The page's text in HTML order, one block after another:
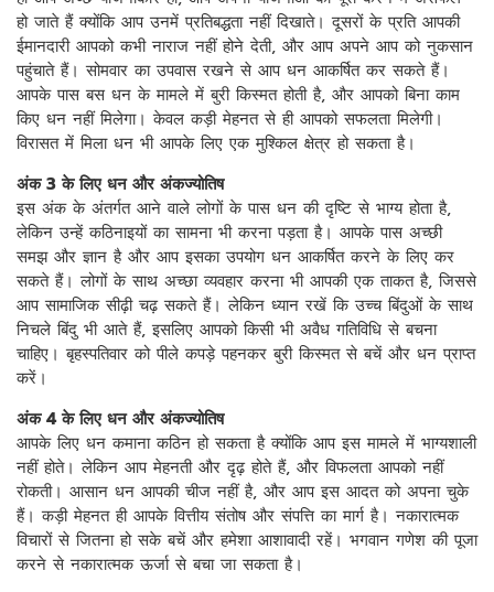
हो जाते हैं क्योंकि आप उनमें प्रतिबद्धता नहीं दिखाते। दूसरों के प्रति आपकी
ईमानदारी आपको कभी नाराज नहीं होने देती, और आप अपने आप को नुकसान
पहुंचाते हैं। सोमवार का उपवास रखने से आप धन आकर्षित कर सकते हैं।
आपके पास बस धन के मामले में बुरी किस्मत होती है, और आपको बिना काम
किए धन नहीं मिलेगा। केवल कड़ी मेहनत से ही आपको सफलता मिलेगी।
विरासत में मिला धन भी आपके लिए एक मुश्किल क्षेत्र हो सकता है।
अंक 3 के लिए धन और अंकज्योतिष
इस अंक के अंतर्गत आने वाले लोगों के पास धन की दृष्टि से भाग्य होता है,
लेकिन उन्हें कठिनाइयों का सामना भी करना पड़ता है। आपके पास अच्छी
समझ और ज्ञान है और आप इसका उपयोग धन आकर्षित करने के लिए कर
सकते हैं। लोगों के साथ अच्छा व्यवहार करना भी आपकी एक ताकत है, जिससे
आप सामाजिक सीढ़ी चढ़ सकते हैं। लेकिन ध्यान रखें कि उच्च बिंदुओं के साथ
निचले बिंदु भी आते हैं, इसलिए आपको किसी भी अवैध गतिविधि से बचना
चाहिए। बृहस्पतिवार को पीले कपड़े पहनकर बुरी किस्मत से बचें और धन प्राप्त
करें।
अंक 4 के लिए धन और अंकज्योतिष
आपके लिए धन कमाना कठिन हो सकता है क्योंकि आप इस मामले में भाग्यशाली
नहीं होते। लेकिन आप मेहनती और दृढ़ होते हैं, और विफलता आपको नहीं
रोकती। आसान धन आपकी चीज नहीं है, और आप इस आदत को अपना चुके
हैं। कड़ी मेहनत ही आपके वित्तीय संतोष और संपत्ति का मार्ग है। नकारात्मक
विचारों से जितना हो सके बचें और हमेशा आशावादी रहें। भगवान गणेश की पूजा
करने से नकारात्मक ऊर्जा से बचा जा सकता है।